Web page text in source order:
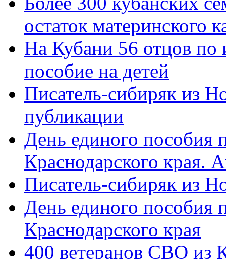
остаток материнского
На Кубани 56 отцов по
пособие на детей
Писатель-сибиряк из
публикации
День единого пособия
Краснодарского края.
Писатель-сибиряк из
День единого пособия
Краснодарского края
400 ветеранов СВО из